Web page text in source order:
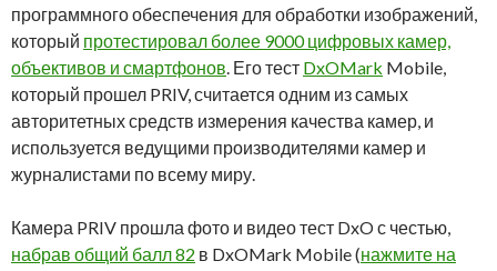
программного обеспечения для обработки изображений,
который протестировал более 9000 цифровых камер,
объективов и смартфонов. Его тест DxOMark Mobile,
который прошел PRIV, считается одним из самых
авторитетных средств измерения качества камер, и
используется ведущими производителями камер и
журналистами по всему миру.
Камера PRIV прошла фото и видео тест DxO с честью,
набрав общий балл 82 в DxOMark Mobile (нажмите на